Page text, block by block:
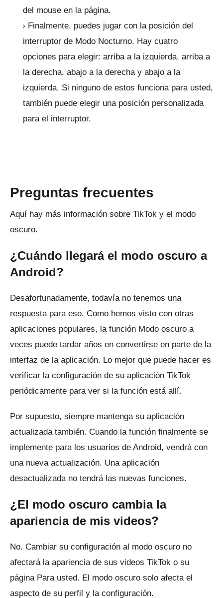
del mouse en la página.
Finalmente, puedes jugar con la posición del
interruptor de Modo Nocturno. Hay cuatro
opciones para elegir: arriba a la izquierda, arriba a
la derecha, abajo a la derecha y abajo a la
izquierda. Si ninguno de estos funciona para usted,
también puede elegir una posición personalizada
para el interruptor.
Preguntas frecuentes
Aquí hay más información sobre TikTok y el modo
oscuro.
¿Cuándo llegará el modo oscuro a
Android?
Desafortunadamente, todavía no tenemos una
respuesta para eso. Como hemos visto con otras
aplicaciones populares, la función Modo oscuro a
veces puede tardar años en convertirse en parte de la
interfaz de la aplicación. Lo mejor que puede hacer es
verificar la configuración de su aplicación TikTok
periódicamente para ver si la función está allí.
Por supuesto, siempre mantenga su aplicación
actualizada también. Cuando la función finalmente se
implemente para los usuarios de Android, vendrá con
una nueva actualización. Una aplicación
desactualizada no tendrá las nuevas funciones.
¿El modo oscuro cambia la
apariencia de mis videos?
No. Cambiar su configuración al modo oscuro no
afectará la apariencia de sus videos TikTok o su
página Para usted. El modo oscuro solo afecta el
aspecto de su perfil y la configuración.